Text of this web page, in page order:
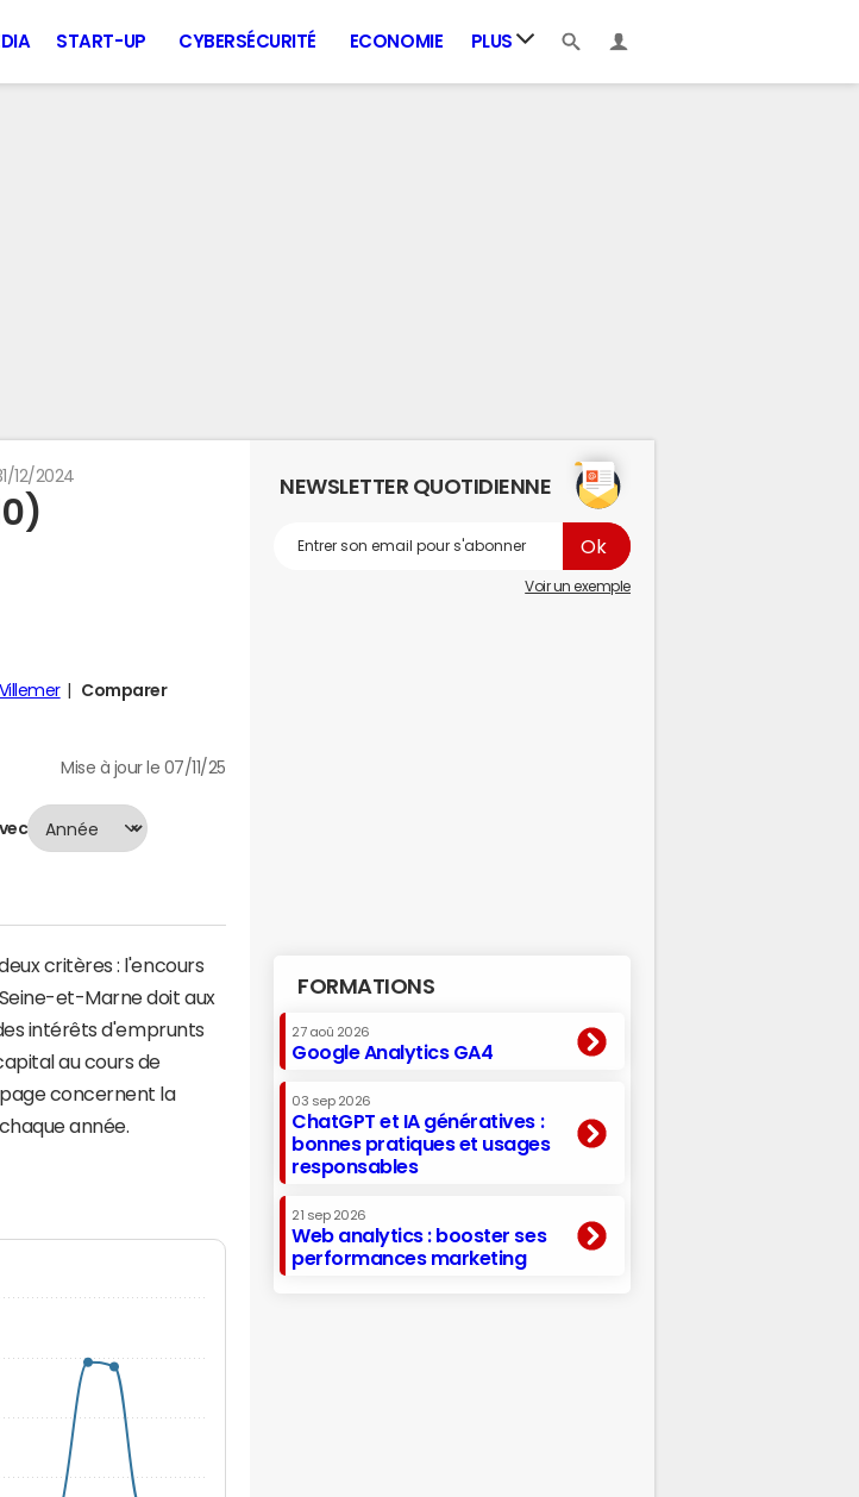
START-UP CYBERSÉCURITÉ ECONOMIE PLUS
12/2024
Villemer
Comparer
Mise à jour le 07/11/25
critères : l'encours
et-Marne doit aux
intérêts d'emprunts
au cours de
concernent la
année.
NEWSLETTER QUOTIDIENNE
Voir un exemple
FORMATIONS
27 aoû 2026
Google Analytics GA4
03 sep 2026
ChatGPT et IA génératives :
bonnes pratiques et usages
responsables
21 sep 2026
Web analytics : booster ses
performances marketing